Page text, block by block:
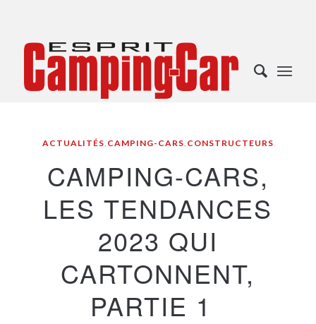
ACTUALITÉS, CAMPING-CARS, CONSTRUCTEURS
CAMPING-CARS,
LES TENDANCES
2023 QUI
CARTONNENT,
PARTIE 1